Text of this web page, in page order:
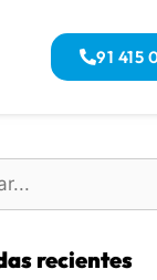
91 415
recientes